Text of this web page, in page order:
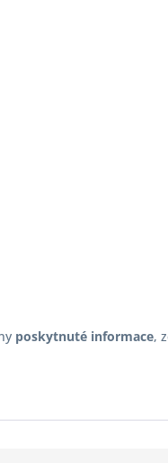
poskytnuté informace,